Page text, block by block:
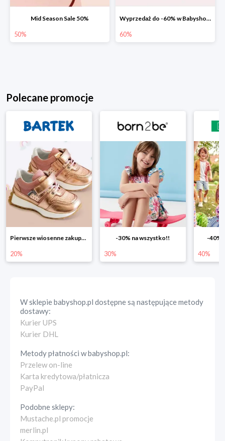
Mid Season Sale 50%
50%
Wyprzedaż do -60% w Babyshop.pl
60%
Polecane promocje
Pierwsze wiosenne zakupy -20%
20%
-30% na wszystko!!
30%
-40%
40%
W sklepiebabyshop.pl dostępne są następujące metody
dostawy:
Kurier UPS
Kurier DHL
Metody płatności wbabyshop.pl:
Przelew on-line
Karta kredytowa/płatnicza
PayPal
Podobne sklepy:
Mustache.pl promocje
merlin.pl